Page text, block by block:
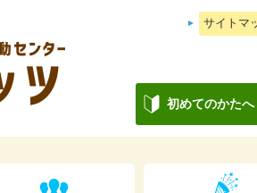
サイトマ
初めてのかたへ